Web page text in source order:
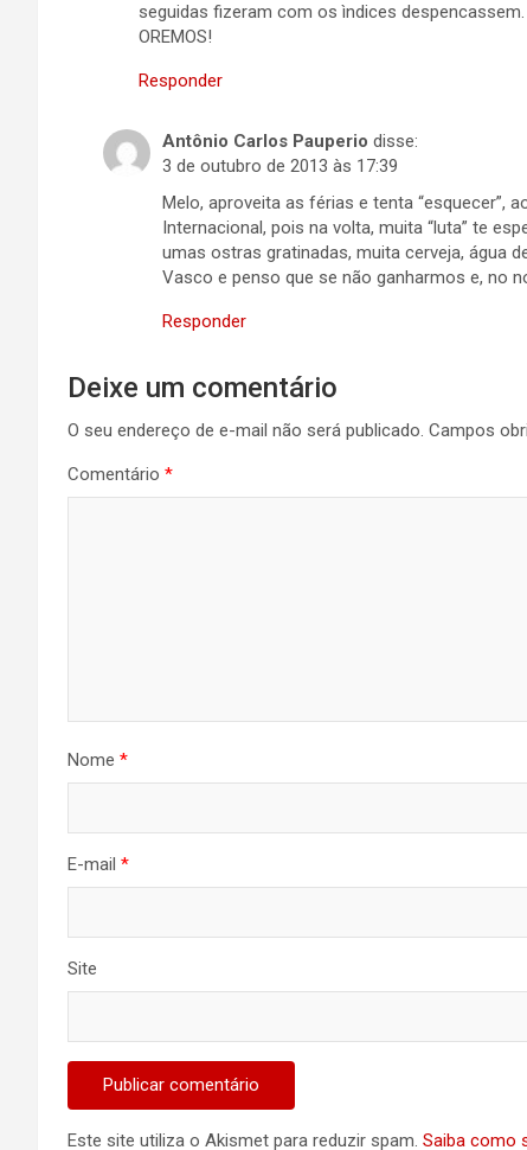
seguidas fizeram com os ìndices despencassem.
OREMOS!
Responder
Antônio Carlos Pauperio disse:
3 de outubro de 2013 às 17:39
Melo, aproveita as férias e tenta “esquecer”,
Internacional, pois na volta, muita “luta” te
umas ostras gratinadas, muita cerveja, água
Vasco e penso que se não ganharmos e, no
Responder
Deixe um comentário
O seu endereço de e-mail não será publicado. Campos
Comentário *
Nome *
E-mail *
Site
Este site utiliza o Akismet para reduzir spam. Saiba como